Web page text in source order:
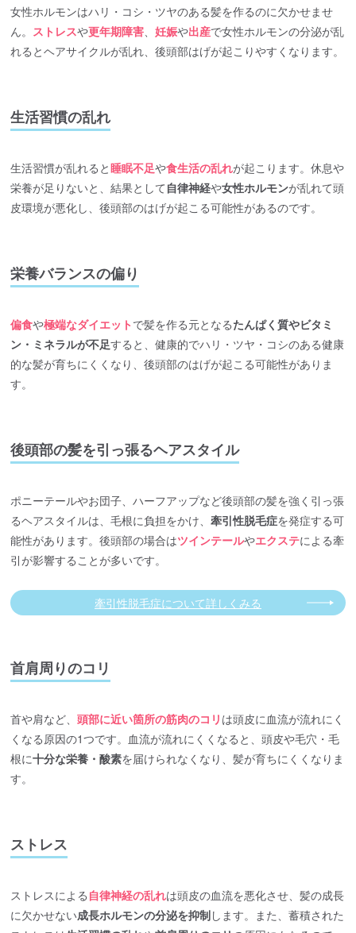
女性ホルモンはハリ・コシ・ツヤのある髪を作るのに欠かせませ
ん。 ストレスや更年期障害 、妊娠や出産で女性ホルモンの分泌が乱
れるとヘアサイクルが乱れ、後頭部はげが起こりやすくなります。
生活習慣の乱れ
生活習慣が乱れると睡眠不足や食生活の乱れが起こります。休息や
栄養が足りないと、結果として 自律神経や女性ホルモンが乱れて頭
皮環境が悪化し、後頭部のはげが起こる可能性があるのです。
栄養バランスの偏り
偏食や極端なダイエット で髪を作る元となるたんぱく質やビタミ
ン・ミネラルが不足すると、健康的でハリ・ツヤ・コシのある健康
的な髪が育ちにくくなり、後頭部のはげが起こる可能性がありま
す。
後頭部の髪を引っ張るヘアスタイル
ポニーテールやお団子、ハーフアップなど後頭部の髪を強く引っ張
るヘアスタイルは、毛根に負担をかけ、牽引性脱毛症を発症する可
能性があります。後頭部の場合はツインテールやエクステによる牽
引が影響することが多いです。
牽引性脱毛症について詳しくみる
首肩周りのコリ
首や肩など、頭部に近い箇所の筋肉のコリ は頭皮に血流が流れにく
くなる原因の1つです。血流が流れにくくなると、頭皮や毛穴・毛
根に十分な栄養・酸素を届けられなくなり、髪が育ちにくくなりま
す。
ストレス
ストレスによる 自律神経の乱れは頭皮の血流を悪化させ、髪の成長
に欠かせない成長ホルモンの分泌を抑制します。また、蓄積された